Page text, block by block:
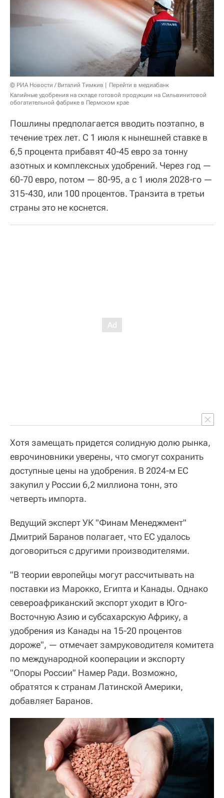
© РИА Новости / Виталий Тимкив
Перейти в медиабанк
Калийные удобрения на складе готовой продукции на Сильвинитовой
обогатительной фабрике в Пермском крае
Пошлины предполагается вводить поэтапно, в
течение трех лет. С 1 июля к нынешней ставке в
6,5 процента прибавят 40-45 евро за тонну
азотных и комплексных удобрений. Через год —
60-70 евро, потом — 80-95, а с 1 июля 2028-го —
315-430, или 100 процентов. Транзита в третьи
страны это не коснется.
Хотя замещать придется солидную долю рынка,
еврочиновники уверены, что смогут сохранить
доступные цены на удобрения. В 2024-м ЕС
закупил у России 6,2 миллиона тонн, это
четверть импорта.
Ведущий эксперт УК "Финам Менеджмент"
Дмитрий Баранов полагает, что ЕС удалось
договориться с другими производителями.
"В теории европейцы могут рассчитывать на
поставки из Марокко, Египта и Канады. Однако
североафриканский экспорт уходит в Юго-
Восточную Азию и субсахарскую Африку, а
удобрения из Канады на 15-20 процентов
дороже", — отмечает замруководителя комитета
по международной кооперации и экспорту
"Опоры России" Намер Ради. Возможно,
обратятся к странам Латинской Америки,
добавляет Баранов.